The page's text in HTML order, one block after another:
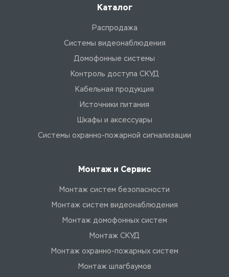
Каталог
Распродажа
Системы видеонаблюдения
Домофонные системы
Контроль доступа СКУД
Кабельная продукция
Источники питания
Шкафы и аксессуары
Системы охранно-пожарной сигнализации
Монтаж и Сервис
Монтаж систем безопасности
Монтаж систем видеонаблюдения
Монтаж домофонных систем
Монтаж СКУД
Монтаж охранно-пожарных систем
Монтаж шлагбаумов